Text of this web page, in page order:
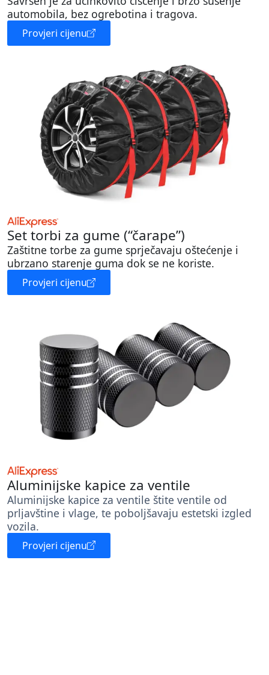
automobila, bez ogrebotina i tragova.
Provjeri cijenu
Set torbi za gume (“čarape”)
Zaštitne torbe za gume sprječavaju oštećenje i
ubrzano starenje guma dok se ne koriste.
Provjeri cijenu
Aluminijske kapice za ventile
Aluminijske kapice za ventile štite ventile od
prljavštine i vlage, te poboljšavaju estetski izgled
vozila.
Provjeri cijenu